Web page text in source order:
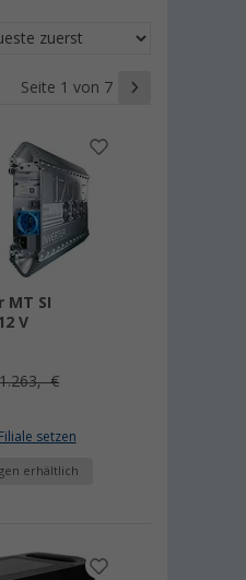
Seite 1 von 7
MT SI
V
1.263,- €
Filiale setzen
erhältlich